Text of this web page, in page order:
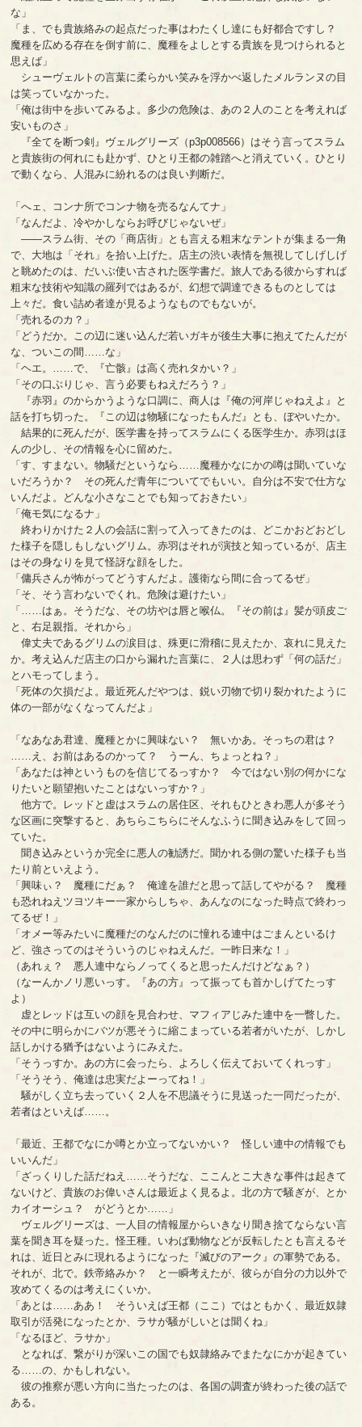
な」
「ま、でも貴族絡みの起点だった事はわたくし達にも好都合ですし？
魔種を広める存在を倒す前に、魔種をよしとする貴族を見つけられると
思えば」
シューヴェルトの言葉に柔らかい笑みを浮かべ返したメルランヌの目
は笑っていなかった。
「俺は街中を歩いてみるよ。多少の危険は、あの２人のことを考えれば
安いものさ」
『全てを断つ剣』ヴェルグリーズ（p3p008566）はそう言ってスラム
と貴族街の何れにも赴かず、ひとり王都の雑踏へと消えていく。ひとり
で動くなら、人混みに紛れるのは良い判断だ。
「へェ、コンナ所でコンナ物を売るなんてナ」
「なんだよ、冷やかしならお呼びじゃないぜ」
――スラム街、その「商店街」とも言える粗末なテントが集まる一角
で、大地は「それ」を拾い上げた。店主の渋い表情を無視してしげしげ
と眺めたのは、だいぶ使い古された医学書だ。旅人である彼からすれば
粗末な技術や知識の羅列ではあるが、幻想で調達できるものとしては
上々だ。食い詰め者達が見るようなものでもないが。
「売れるのカ？」
「どうだか。この辺に迷い込んだ若いガキが後生大事に抱えてたんだが
な、ついこの間……な」
「ヘエ。……で、『亡骸』は高く売れタかい？」
「その口ぶりじゃ、言う必要もねえだろう？」
『赤羽』のからかうような口調に、商人は『俺の河岸じゃねえよ』と
話を打ち切った。『この辺は物騒になったもんだ』とも、ぼやいたか。
結果的に死んだが、医学書を持ってスラムにくる医学生か。赤羽はほ
んの少し、その情報を心に留めた。
「す、すまない。物騒だというなら……魔種かなにかの噂は聞いていな
いだろうか？ その死んだ青年についてでもいい。自分は不安で仕方な
いんだよ。どんな小さなことでも知っておきたい」
「俺モ気になるナ」
終わりかけた２人の会話に割って入ってきたのは、どこかおどおどし
た様子を隠しもしないグリム。赤羽はそれが演技と知っているが、店主
はその身なりを見て怪訝な顔をした。
「傭兵さんが怖がってどうすんだよ。護衛なら間に合ってるぜ」
「そ、そう言わないでくれ。危険は避けたい」
「……はぁ。そうだな、その坊やは唇と喉仏。『その前は』髪が頭皮ご
と、右足親指。それから」
偉丈夫であるグリムの涙目は、殊更に滑稽に見えたか、哀れに見えた
か。考え込んだ店主の口から漏れた言葉に、２人は思わず「何の話だ」
とハモってしまう。
「死体の欠損だよ。最近死んだやつは、鋭い刃物で切り裂かれたように
体の一部がなくなってんだよ」
「なあなあ君達、魔種とかに興味ない？ 無いかあ。そっちの君は？
……え、お前はあるのかって？ うーん、ちょっとね？」
「あなたは神というものを信じてるっすか？ 今ではない別の何かにな
りたいと願望抱いたことはないっすか？」
他方で。レッドと虚はスラムの居住区、それもひときわ悪人が多そう
な区画に突撃すると、あちらこちらにそんなふうに聞き込みをして回っ
ていた。
聞き込みというか完全に悪人の勧誘だ。聞かれる側の驚いた様子も当
たり前といえよう。
「興味ぃ？ 魔種にだぁ？ 俺達を誰だと思って話してやがる？ 魔種
も恐れねえツヨツキー一家からしちゃ、あんなのになった時点で終わっ
てるぜ！」
「オメー等みたいに魔種だのなんだのに憧れる連中はごまんといるけ
ど、強さってのはそういうのじゃねえんだ。一昨日来な！」
（あれぇ？ 悪人連中ならノってくると思ったんだけどなぁ？）
（なーんかノリ悪いっす。『あの方』って振っても首かしげてたっす
よ）
虚とレッドは互いの顔を見合わせ、マフィアじみた連中を一瞥した。
その中に明らかにバツが悪そうに縮こまっている若者がいたが、しかし
話しかける猶予はないようにみえた。
「そうっすか。あの方に会ったら、よろしく伝えておいてくれっす」
「そうそう、俺達は忠実だよーってね！」
騒がしく立ち去っていく２人を不思議そうに見送った一同だったが、
若者はといえば……。
「最近、王都でなにか噂とか立ってないかい？ 怪しい連中の情報でも
いいんだ」
「ざっくりした話だねえ……そうだな、ここんとこ大きな事件は起きて
ないけど、貴族のお偉いさんは最近よく見るよ。北の方で騒ぎが、とか
カイオーシュ？ がどうとか……」
ヴェルグリーズは、一人目の情報屋からいきなり聞き捨てならない言
葉を聞き耳を疑った。怪王種。いわば動物などが反転したとも言えるそ
れは、近日とみに現れるようになった『滅びのアーク』の軍勢である。
それが、北で。鉄帝絡みか？ と一瞬考えたが、彼らが自分の力以外で
攻めてくるのは考えにくいか。
「あとは……ああ！ そういえば王都（ここ）ではともかく、最近奴隷
取引が活発になったとか、ラサが騒がしいとは聞くね」
「なるほど、ラサか」
となれば、繋がりが深いこの国でも奴隷絡みでまたなにかが起きてい
る……の、かもしれない。
彼の推察が悪い方向に当たったのは、各国の調査が終わった後の話で
ある。